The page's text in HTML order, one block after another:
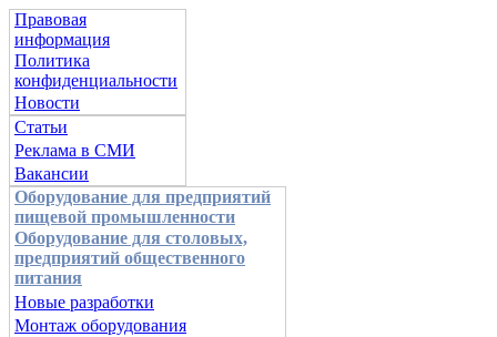
Правовая
информация
Политика
конфиденциальности
Новости
Статьи
Реклама в СМИ
Вакансии
Оборудование для предприятий
пищевой промышленности
Оборудование для столовых,
предприятий общественного
питания
Новые разработки
Монтаж оборудования